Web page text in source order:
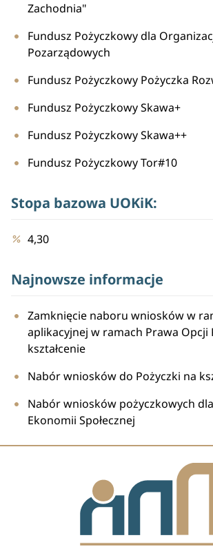
Zachodnia"
Fundusz Pożyczkowy dla
Pozarządowych
Fundusz Pożyczkowy Pożyczka
Fundusz Pożyczkowy Skawa+
Fundusz Pożyczkowy Skawa++
Fundusz Pożyczkowy Tor#10
Stopa bazowa UOKiK:
4,30
Najnowsze informacje
Zamknięcie naboru wniosków w
aplikacyjnej w ramach Prawa Opcji
kształcenie
Nabór wniosków do Pożyczki na
Nabór wniosków pożyczkowych
Ekonomii Społecznej